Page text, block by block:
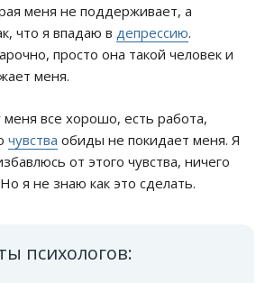
меня не поддерживает, а
что я впадаю в депрессию.
просто она такой человек и
меня.
все хорошо, есть работа,
чувства обиды не покидает меня. Я
от этого чувства, ничего
я не знаю как это сделать.
психологов: